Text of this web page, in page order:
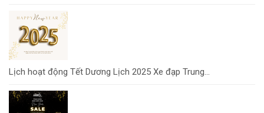
Lịch hoạt động Tết Dương Lịch 2025 Xe đạp Trung...